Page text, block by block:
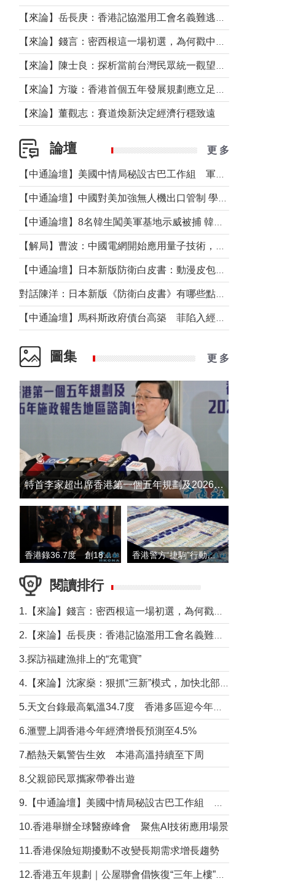
【來論】董觀志：賽道煥新決定經濟行穩致遠
論壇 更 多
圖集 更 多
​特首李家超出席香港第一個五年規劃及2026年《施政報告》地區諮詢會
香港錄36.7度 創1884年有紀錄以來最高溫 香港警方“捷駒”行動拘147人 涉洗黑錢逾6億元
閱讀排行
3.探訪福建漁排上的“充電寶”
6.滙豐上調香港今年經濟增長預測至4.5%
7.酷熱天氣警告生效 本港高溫持續至下周
8.父親節民眾攜家帶眷出遊
10.香港舉辦全球醫療峰會 聚焦AI技術應用場景
11.香港保險短期擾動不改變長期需求增長趨勢